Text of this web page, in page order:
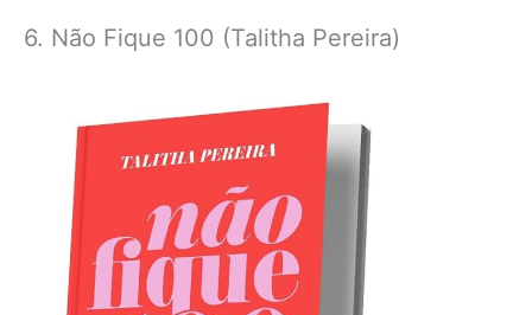
6. Não Fique 100 (Talitha Pereira)